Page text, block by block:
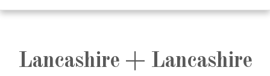
Lancashire + Lancashire